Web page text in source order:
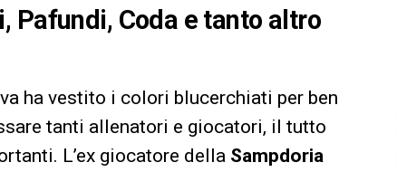
Pafundi, Coda e tanto altro
ha vestito i colori blucerchiati per ben
tanti allenatori e giocatori, il tutto
L’ex giocatore della Sampdoria